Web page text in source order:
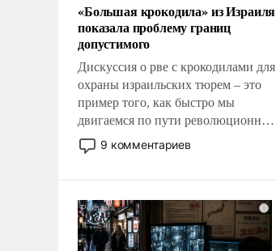
«Большая крокодила» из Израиля
показала проблему границ
допустимого
Дискуссия о рве с крокодилами для
охраны израильских тюрем – это
пример того, как быстро мы
двигаемся по пути революционных
изменений. То, что несколько лет
назад было образом для
9 комментариев